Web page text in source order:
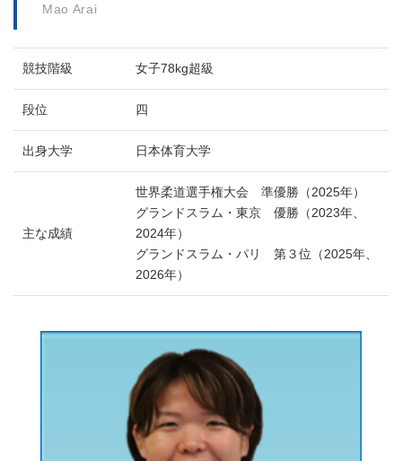
Mao Arai
競技階級 女子78kg超級
段位 四
出身大学 日本体育大学
主な成績
世界柔道選手権大会 準優勝（2025年）
グランドスラム・東京 優勝（2023年、
2024年）
グランドスラム・パリ 第３位（2025年、
2026年）